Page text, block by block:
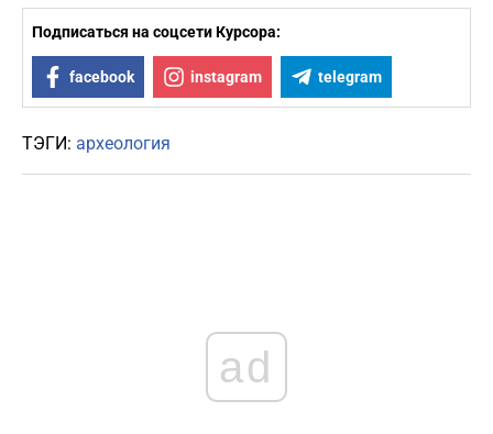
Подписаться на соцсети Курсора:
facebook instagram telegram
ТЭГИ: археология
ad